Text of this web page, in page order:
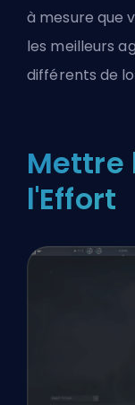
à mesure que
les meilleurs
différents de
Mettre
l'Effort